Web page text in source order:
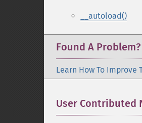
__autoload()
Found A Problem?
Learn How To Improve
User Contributed